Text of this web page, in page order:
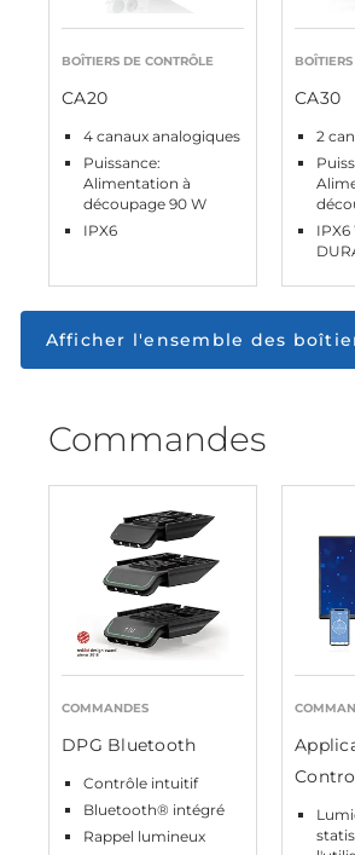
BOÎTIERS DE CONTRÔLE
CA20
4 canaux analogiques
Puissance:
Alimentation à
découpage 90 W
IPX6
CA30
2
IPX6
Afficher l'ensemble des
Commandes
COMMANDES
DPG Bluetooth
Contrôle intuitif
Bluetooth® intégré
Rappel lumineux